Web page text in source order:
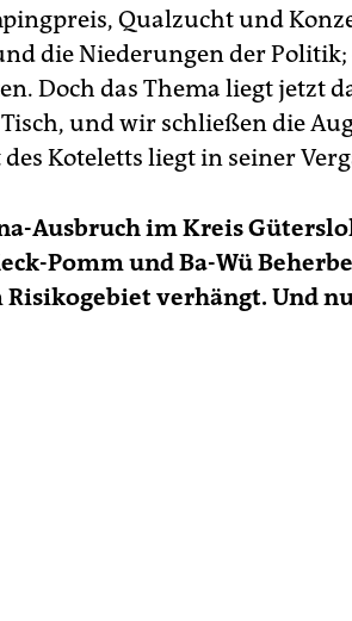
Qualzucht und
die Niederungen der
Doch das Thema liegt jetzt
und wir schließen die
Koteletts liegt in seiner
Ausbruch im Kreis
Pomm und Ba-Wü
Risikogebiet verhängt. Und